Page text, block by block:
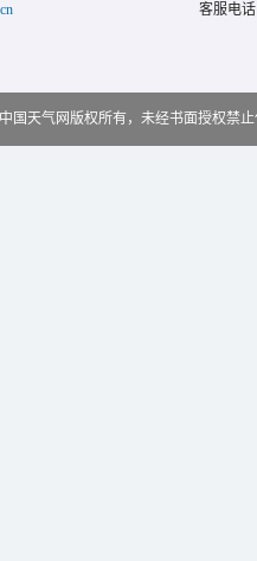
客服电
中国天气网版权所有，未经书面授权